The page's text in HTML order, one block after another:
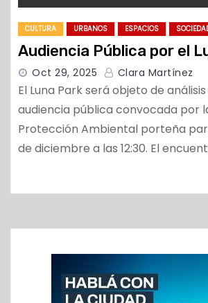
CULTURA URBANOS ESPACIOS
Audiencia Pública por el
Oct 29, 2025 Clara Martínez
El Luna Park será objeto de
audiencia pública convocada por
Protección Ambiental porteña
de diciembre a las 12:30. El